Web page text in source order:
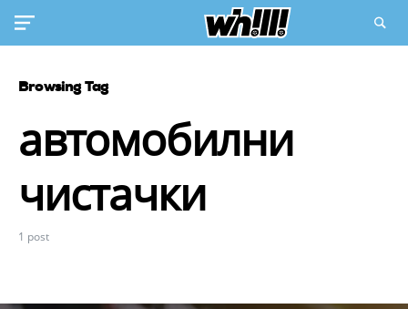
Browsing Tag
автомобилни
чистачки
1 post